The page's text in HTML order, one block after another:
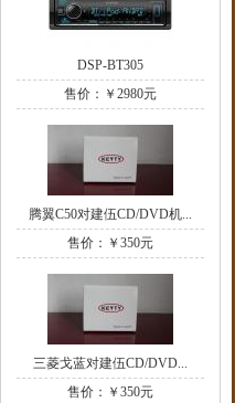
DSP-BT305
售价：￥2980元
腾翼C50对建伍CD/DVD机...
售价：￥350元
三菱戈蓝对建伍CD/DVD...
售价：￥350元